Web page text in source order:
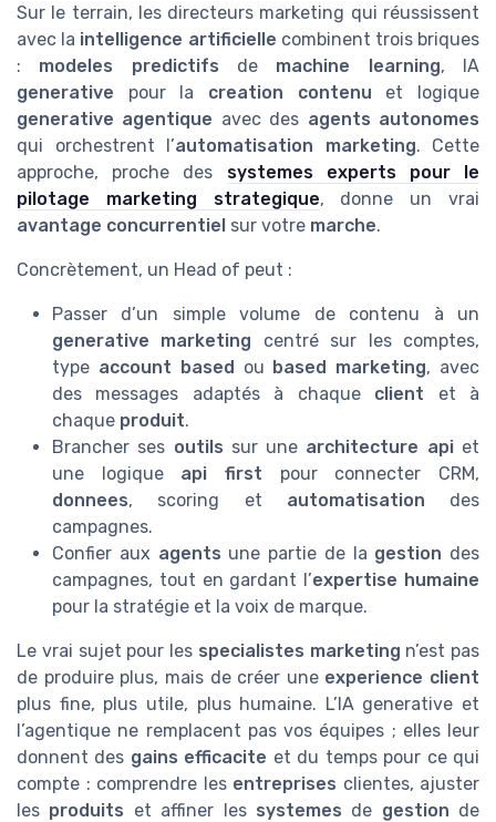
Sur le terrain, les directeurs marketing qui réussissent
avec la intelligence artificielle combinent trois briques
: modeles predictifs de machine learning, IA
generative pour la creation contenu et logique
generative agentique avec des agents autonomes
qui orchestrent l’automatisation marketing. Cette
approche, proche des systemes experts pour le
pilotage marketing strategique, donne un vrai
avantage concurrentiel sur votre marche.
Concrètement, un Head of peut :
Passer d’un simple volume de contenu à un
generative marketing centré sur les comptes,
type account based ou based marketing, avec
des messages adaptés à chaque client et à
chaque produit.
Brancher ses outils sur une architecture apiet
une logique api first pour connecter CRM,
donnees, scoring et automatisation des
campagnes.
Confier aux agents une partie de la gestion des
campagnes, tout en gardant l’expertise humaine
pour la stratégie et la voix de marque.
Le vrai sujet pour les specialistes marketing n’est pas
de produire plus, mais de créer une experience client
plus fine, plus utile, plus humaine. L’IA generative et
l’agentique ne remplacent pas vos équipes ; elles leur
donnent des gains efficacite et du temps pour ce qui
compte : comprendre les entreprises clientes, ajuster
les produits et affiner les systemes de gestion de